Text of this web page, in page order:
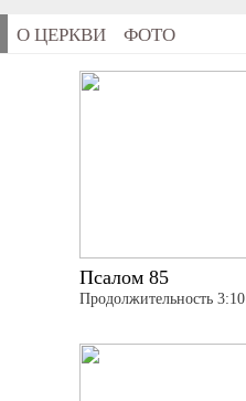
О ЦЕРКВИ ФОТО
Псалом 85
Продолжительность 3:10